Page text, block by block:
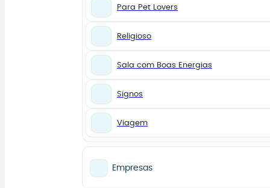
Para Pet Lovers
Religioso
Sala com Boas Energias
Signos
Viagem
Empresas